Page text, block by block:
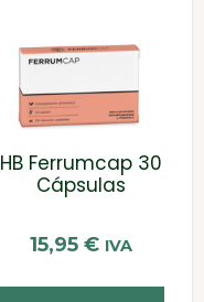
HB Ferrumcap 30
Cápsulas
15,95 € IVA